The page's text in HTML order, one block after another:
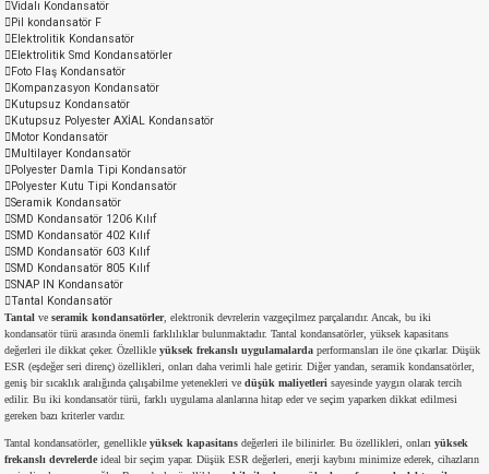
Serisi,45 Serisi
180C
90C
%5 2W
1/8w
%1 1/2W
%1 1/4W
1/2W
10W
1W
20W
2W
kapasitör
1206 Kılıf
1206 Kılıf - 25 Adet
402 Kılıf
Vidalı Kondansatör
Pil kondansatör F
Elektrolitik Kondansatör
Elektrolitik Smd Kondansatörler
Foto Flaş Kondansatör
Kompanzasyon Kondansatör
Kutupsuz Kondansatör
Kutupsuz Polyester AXİAL Kondansatör
Motor Kondansatör
Multilayer Kondansatör
Polyester Damla Tipi Kondansatör
Polyester Kutu Tipi Kondansatör
Seramik Kondansatör
SMD Kondansatör 1206 Kılıf
SMD Kondansatör 402 Kılıf
SMD Kondansatör 603 Kılıf
SMD Kondansatör 805 Kılıf
SNAP IN Kondansatör
Tantal Kondansatör
Tantal ve seramik kondansatörler, elektronik devrelerin vazgeçilmez parçalarıdır. Ancak, bu iki
kondansatör türü arasında önemli farklılıklar bulunmaktadır. Tantal kondansatörler, yüksek kapasitans
değerleri ile dikkat çeker. Özellikle yüksek frekanslı uygulamalarda performansları ile öne çıkarlar. Düşük
ESR (eşdeğer seri direnç) özellikleri, onları daha verimli hale getirir. Diğer yandan, seramik kondansatörler,
geniş bir sıcaklık aralığında çalışabilme yetenekleri ve düşük maliyetleri sayesinde yaygın olarak tercih
edilir. Bu iki kondansatör türü, farklı uygulama alanlarına hitap eder ve seçim yaparken dikkat edilmesi
gereken bazı kriterler vardır.
Tantal kondansatörler, genellikle yüksek kapasitans değerleri ile bilinirler. Bu özellikleri, onları yüksek
frekanslı devrelerde ideal bir seçim yapar. Düşük ESR değerleri, enerji kaybını minimize ederek, cihazların